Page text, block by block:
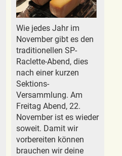
Wie jedes Jahr im
November gibt es den
traditionellen SP-
Raclette-Abend, dies
nach einer kurzen
Sektions-
Versammlung. Am
Freitag Abend, 22.
November ist es wieder
soweit. Damit wir
vorbereiten können
brauchen wir deine